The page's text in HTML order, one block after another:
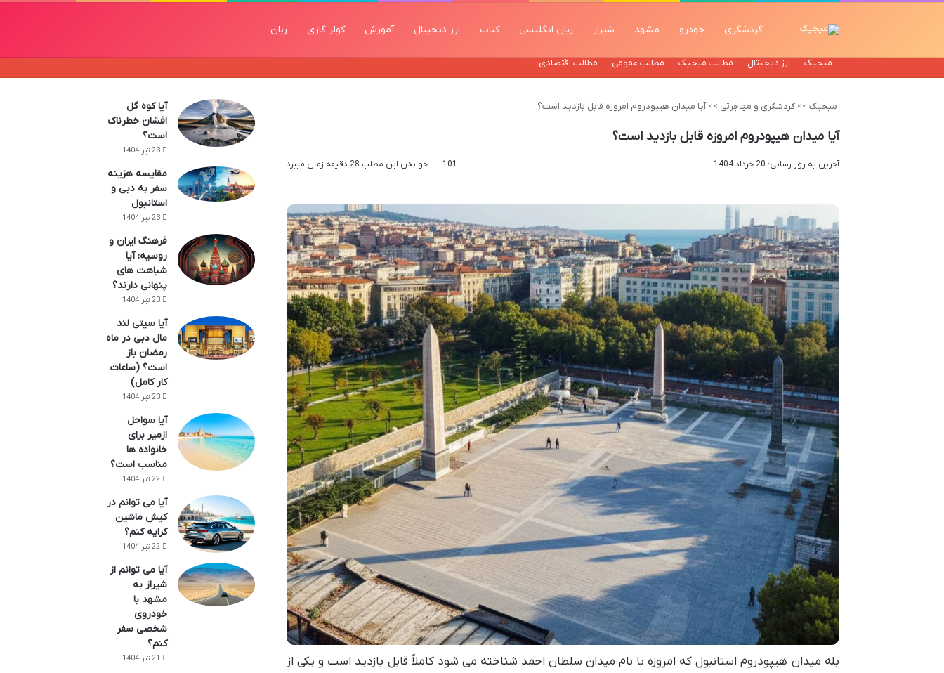
گردشگری خودرو مشهد شیراز زبان انگلیسی کتاب ارز دیجیتال آموزش کولر گازی زبان
میجیک ارز دیجیتال مطالب میجیک مطالب عمومی مطالب اقتصادی
میجیک >> گردشگری و مهاجرتی >> آیا میدان هیپودروم امروزه قابل بازدید است؟
آیا میدان هیپودروم امروزه قابل بازدید است؟
آخرین به روز رسانی: 20 خرداد 1404 101 خواندن این مطلب 28 دقیقه زمان میبرد
بله میدان هیپودروم استانبول که امروزه با نام میدان سلطان احمد شناخته می شود کاملاً قابل بازدید است و یکی از
آیا کوه گل
افشان خطرناک
است؟
23 تیر 1404
مقایسه هزینه
سفر به دبی و
استانبول
23 تیر 1404
فرهنگ ایران و
روسیه: آیا
شباهت های
پنهانی دارند؟
23 تیر 1404
آیا سیتی لند
مال دبی در ماه
رمضان باز
است؟ (ساعات
کار کامل)
23 تیر 1404
آیا سواحل
ازمیر برای
خانواده ها
مناسب است؟
22 تیر 1404
آیا می توانم در
کیش ماشین
کرایه کنم؟
22 تیر 1404
آیا می توانم از
شیراز به
مشهد با
خودروی
شخصی سفر
کنم؟
21 تیر 1404